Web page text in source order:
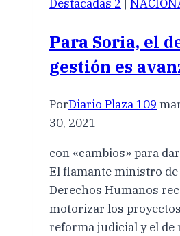
Destacadas 2 |
Para Soria, el
gestión es
PorDiario Plaza 109
30, 2021
con «cambios» para
El flamante ministro
Derechos Humanos
motorizar los
reforma judicial y el de